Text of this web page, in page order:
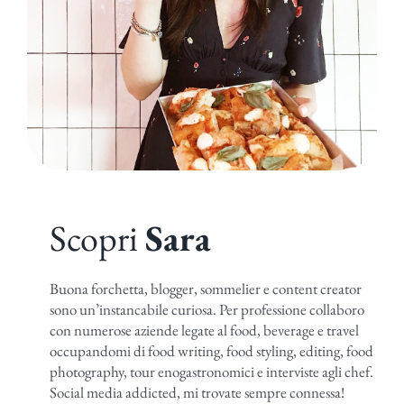
ScopriSara
Buona forchetta, blogger, sommelier e content creator
sono un’instancabile curiosa. Per professione collaboro
con numerose aziende legate al food, beverage e travel
occupandomi di food writing, food styling, editing, food
photography, tour enogastronomici e interviste agli chef.
Social media addicted, mi trovate sempre connessa!